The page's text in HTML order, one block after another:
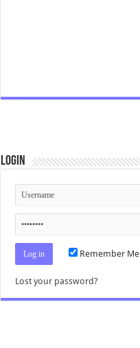
Login
Remember Me
Lost your password?